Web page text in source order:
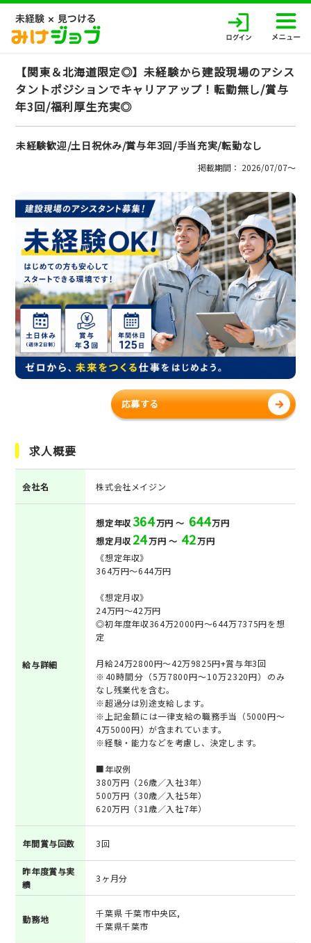
【関東＆北海道限定◎】未経験から建設現場のアシス
タントポジションでキャリアアップ！転勤無し/賞与
年3回/福利厚生充実◎
未経験歓迎/土日祝休み/賞与年3回/手当充実/転勤なし
掲載期間： 2026/07/07〜
応募する
求人概要
会社名 株式会社メイジン
給与詳細
想定年収364万円 ～ 644万円
想定月収 24万円 ～ 42万円
《想定年収》
364万円～644万円
《想定月収》
24万円～42万円
◎初年度年収364万2000円～644万7375円を想
定
月給24万2800円～42万9825円+賞与年3回
※40時間分（5万7800円～10万2320円）のみ
なし残業代を含む。
※超過分は別途支給します。
※上記金額には一律支給の職務手当（5000円～
4万5000円）が含まれています。
※経験・能力などを考慮し、決定します。
■年収例
380万円（26歳／入社3年）
500万円（30歳／入社5年）
620万円（31歳／入社7年）
年間賞与回数 3回
昨年度賞与実
績
3ヶ月分
勤務地
千葉県 千葉市中央区,
千葉県千葉市